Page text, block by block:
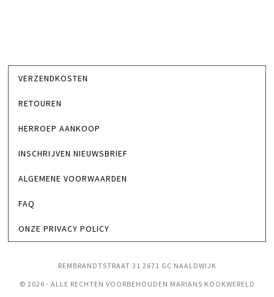
VERZENDKOSTEN
RETOUREN
HERROEP AANKOOP
INSCHRIJVEN NIEUWSBRIEF
ALGEMENE VOORWAARDEN
FAQ
ONZE PRIVACY POLICY
REMBRANDTSTRAAT 31 2671 GC NAALDWIJK
© 2026 · ALLE RECHTEN VOORBEHOUDEN MARIANS KOOKWERELD